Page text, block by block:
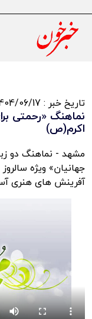
تاریخ خبر : 1404/06/17 - 21:53:01
نماهنگ «رحمتی
اکرم(ص)
مشهد - نماهنگ دو
جهانیان» ویژه
آفرینش های هنری